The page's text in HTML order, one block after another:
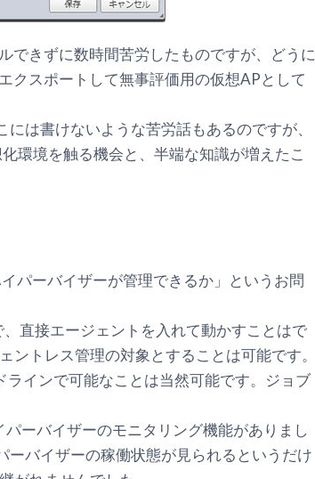
できずに数時間苦労したものですが、どうに
クスポートして無事評価用の仮想APとして
は書けないような苦労話もあるのですが、
環境を触る機会と、半端な知識が増えたこ
パーバイザーが管理できるか」というお問
直接エージェントを入れて動かすことはで
ントレス管理の対象とすることは可能です。
ラインで可能なことは当然可能です。ジョブ
ーバイザーのモニタリング機能がありまし
バイザーの稼働状態が見られるというだけ